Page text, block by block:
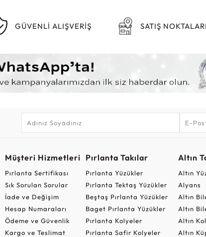
GÜVENLİ ALIŞVERİŞ SATIŞ
Müşteri Hizmetleri
Pırlanta Sertifikası
Sık Sorulan Sorular
İade ve Değişim
Hesap Numaraları
Ödeme ve Güvenlik
Kargo ve Teslimat
Pırlanta Takılar
Pırlanta Yüzükler
Pırlanta Tektaş Yüzükler
Beştaş Pırlanta Yüzükler
Baget Pırlanta Yüzükler
Pırlanta Kolyeler
Pırlanta Safir Kolyeler
Altın
Altın
Alyans
Altın
Altın
Altın
Altın